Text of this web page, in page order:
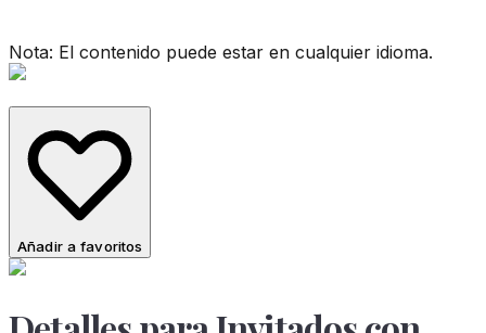
Nota: El contenido puede estar en cualquier idioma.
Añadir a favoritos